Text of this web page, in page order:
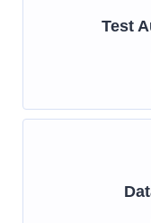
Test